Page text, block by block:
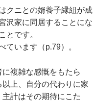
クニとの婿養子縁組が成
沢家に同居することにな
とです。
います（p.79）。
複雑な感慨をもたら
上、自分の代わりに家
計はその期待にこた